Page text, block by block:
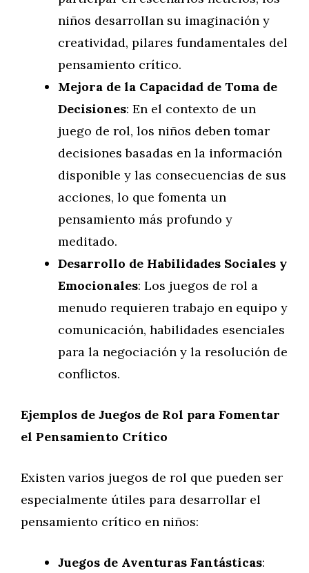
niños desarrollan su imaginación y
creatividad, pilares fundamentales del
pensamiento crítico.
Mejora de la Capacidad de Toma de
Decisiones: En el contexto de un
juego de rol, los niños deben tomar
decisiones basadas en la información
disponible y las consecuencias de sus
acciones, lo que fomenta un
pensamiento más profundo y
meditado.
Desarrollo de Habilidades Sociales y
Emocionales: Los juegos de rol a
menudo requieren trabajo en equipo y
comunicación, habilidades esenciales
para la negociación y la resolución de
conflictos.
Ejemplos de Juegos de Rol para Fomentar
el Pensamiento Crítico
Existen varios juegos de rol que pueden ser
especialmente útiles para desarrollar el
pensamiento crítico en niños:
Juegos de Aventuras Fantásticas: